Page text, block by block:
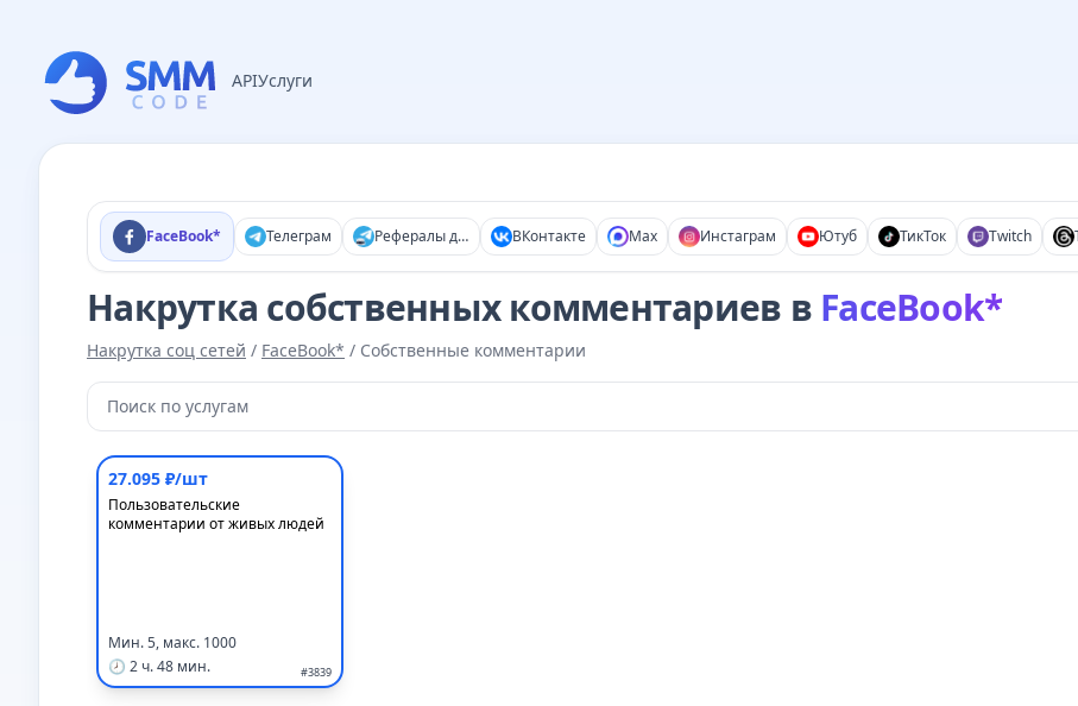
APIУслуги
FaceBook* Телеграм Рефералы для ботов ВКонтакте Max Инстаграм Ютуб ТикТок Twitch
Накрутка собственных комментариев в FaceBook*
Накрутка соц сетей / FaceBook* / Собственные комментарии
27.095 ₽/шт
Пользовательские
комментарии от живых людей
Мин. 5, макс. 1000
#3839
🕗 2 ч. 48 мин.